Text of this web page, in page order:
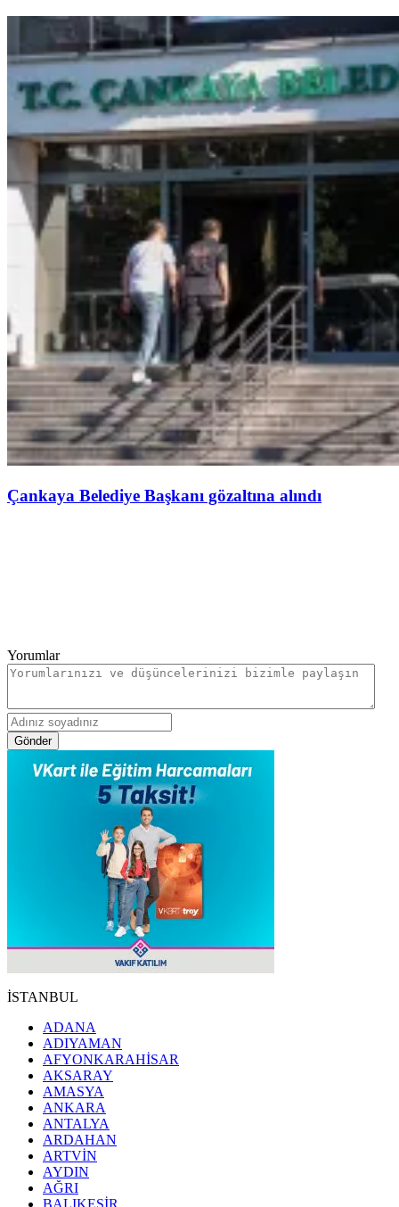
Çankaya Belediye Başkanı gözaltına alındı
Yorumlar
Gönder
İSTANBUL
ADANA
ADIYAMAN
AFYONKARAHİSAR
AKSARAY
AMASYA
ANKARA
ANTALYA
ARDAHAN
ARTVİN
AYDIN
AĞRI
BALIKESİR